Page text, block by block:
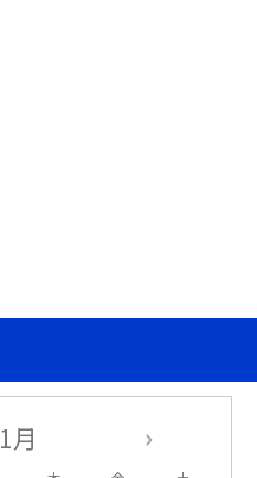
1月